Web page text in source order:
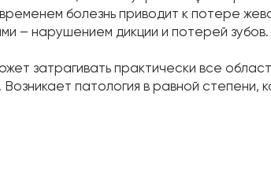
болезнь приводит к потере
– нарушением дикции и потерей зубов.
затрагивать практически все
патология в равной степени,